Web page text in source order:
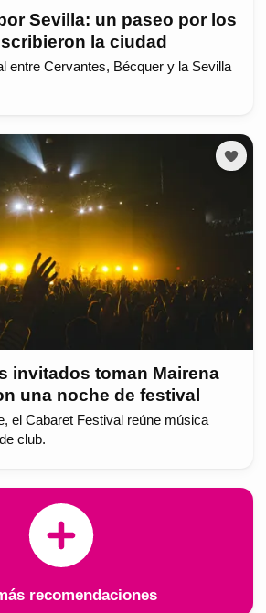
Sevilla: un paseo por los
la ciudad
entre Cervantes, Bécquer y la Sevilla
invitados toman Mairena
una noche de festival
el Cabaret Festival reúne música
club.
recomendaciones